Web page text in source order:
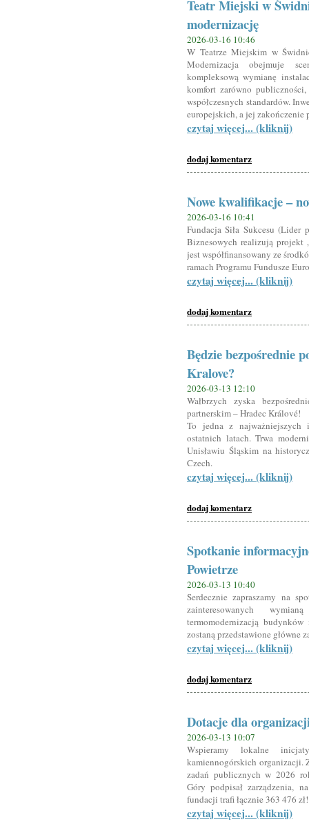
Teatr Miejski w
modernizację
2026-03-16 10:46
W Teatrze Miejskim w
Modernizacja obejmuje
kompleksową wymianę
komfort zarówno
współczesnych standardów.
europejskich, a jej zakończenie
czytaj więcej... (kliknij)
dodaj komentarz
Nowe kwalifikacje –
2026-03-16 10:41
Fundacja Siła Sukcesu (Lider
Biznesowych realizują
jest współfinansowany ze
ramach Programu Fundusze
czytaj więcej... (kliknij)
dodaj komentarz
Będzie bezpośrednie
Kralove?
2026-03-13 12:10
Wałbrzych zyska
partnerskim – Hradec Králové!
To jedna z najważniejszych
ostatnich latach. Trwa
Unisławiu Śląskim na
Czech.
czytaj więcej... (kliknij)
dodaj komentarz
Spotkanie
Powietrze
2026-03-13 10:40
Serdecznie zapraszamy na
zainteresowanych
termomodernizacją
zostaną przedstawione główne
czytaj więcej... (kliknij)
dodaj komentarz
Dotacje dla
2026-03-13 10:07
Wspieramy lokalne
kamiennogórskich organizacji.
zadań publicznych w 2026
Góry podpisał zarządzenia,
fundacji trafi łącznie 363 476 zł!
czytaj więcej... (kliknij)